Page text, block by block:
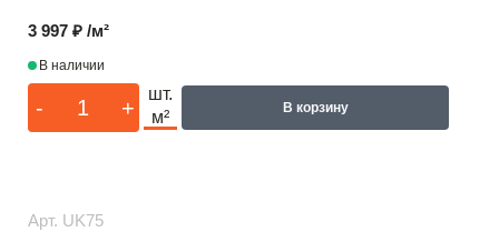
3 997 ₽ /м²
В наличии
- +
шт.
м²
В корзину
Арт. UK75